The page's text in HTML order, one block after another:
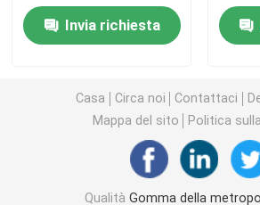
Gomma elettrica del motociclo
di nero di carbonio
J861 6 dell'OEM del
TT
Invia richiesta
J856
Casa Circa noi Contattaci
Mappa del sito
Politica
Qualità Gomma della